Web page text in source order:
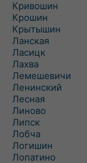
Кривошин
Крошин
Крытышин
Ланская
Ласицк
Лахва
Лемешевичи
Ленинский
Лесная
Линово
Липск
Лобча
Логишин
Лопатино